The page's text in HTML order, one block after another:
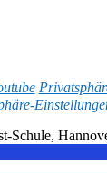
Schule,